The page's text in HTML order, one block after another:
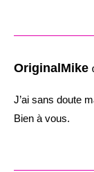
OriginalMike
J’ai sans doute
Bien à vous.